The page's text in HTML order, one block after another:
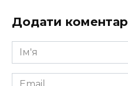
Додати коментар
Ім'я
*
Email